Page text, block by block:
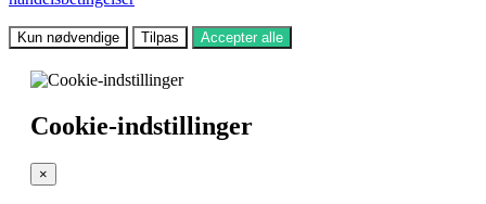
Kun nødvendige Tilpas Accepter alle
Cookie-indstillinger
×